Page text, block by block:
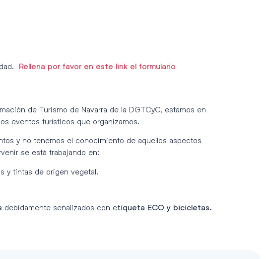
Rellena por favor en este link el formulario
de Turismo de Navarra de la DGTCyC, estamos en
eventos turísticos que organizamos.
y no tenemos el conocimiento de aquellos aspectos
se está trabajando en:
y tintas de origen vegetal.
debidamente señalizados con etiqueta ECO y bicicletas.